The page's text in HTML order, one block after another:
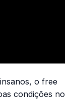
insanos, o free
condições no